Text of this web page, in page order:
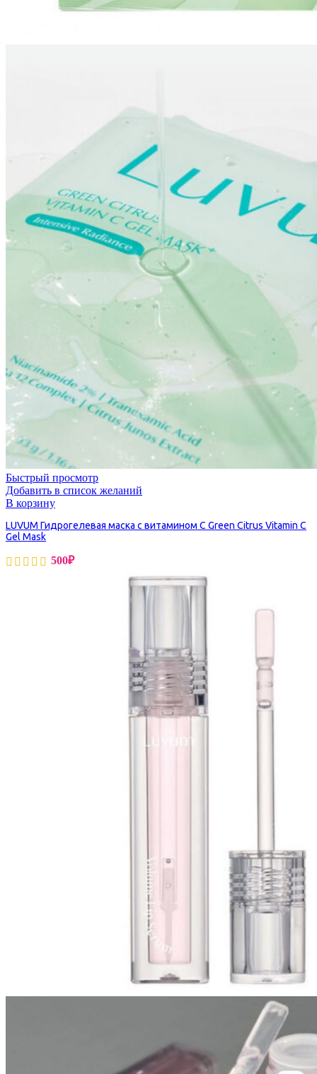
Быстрый просмотр
Добавить в список желаний
В корзину
LUVUM Гидрогелевая маска с витамином С Green Citrus Vitamin C
Gel Mask
500₽